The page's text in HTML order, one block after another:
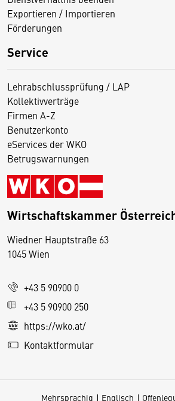
Exportieren / Importieren
Förderungen
Service
Lehrabschlussprüfung / LAP
Kollektivverträge
Firmen A-Z
Benutzerkonto
eServices der WKO
Betrugswarnungen
Wirtschaftskammer
Wiedner Hauptstraße 63
1045 Wien
+43 5 90900 0
+43 5 90900 250
https://wko.at/
Kontaktformular
Mehrsprachig Englisch
D
s
e
S
e